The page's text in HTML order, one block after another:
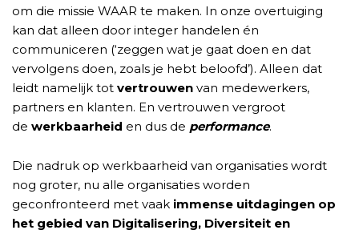
om die missie WAAR te maken. In onze overtuiging
kan dat alleen door integer handelen én
communiceren (‘zeggen wat je gaat doen en dat
vervolgens doen, zoals je hebt beloofd’). Alleen dat
leidt namelijk tot vertrouwen van medewerkers,
partners en klanten. En vertrouwen vergroot
de werkbaarheid en dus de performance.
Die nadruk op werkbaarheid van organisaties wordt
nog groter, nu alle organisaties worden
geconfronteerd met vaak immense uitdagingen op
het gebied van Digitalisering, Diversiteit en